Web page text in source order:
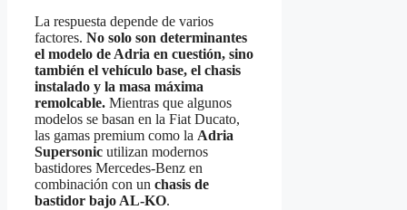
La respuesta depende de varios
factores. No solo son determinantes
el modelo de Adria en cuestión, sino
también el vehículo base, el chasis
instalado y la masa máxima
remolcable. Mientras que algunos
modelos se basan en la Fiat Ducato,
las gamas premium como la Adria
Supersonic utilizan modernos
bastidores Mercedes-Benz en
combinación con un chasis de
bastidor bajo AL-KO.